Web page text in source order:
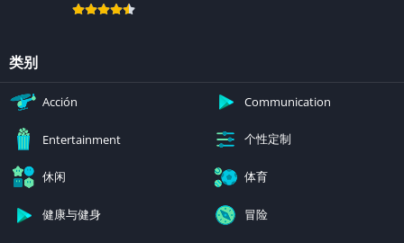
类别
Acción Communication
Entertainment 个性定制
休闲 体育
健康与健身 冒险